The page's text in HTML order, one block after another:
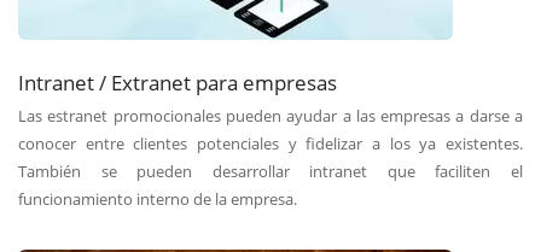
Intranet / Extranet para empresas
Las estranet promocionales pueden ayudar a las empresas a darse a
conocer entre clientes potenciales y fidelizar a los ya existentes.
También se pueden desarrollar intranet que faciliten el
funcionamiento interno de la empresa.